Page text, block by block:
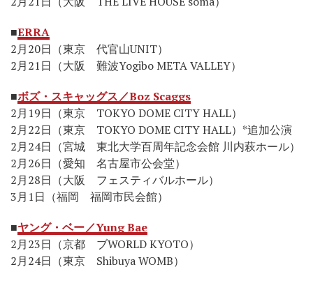
■ERRA
2月20日（東京 代官山UNIT）
2月21日（大阪 難波Yogibo META VALLEY）
■ボズ・スキャッグス／Boz Scaggs
2月19日（東京 TOKYO DOME CITY HALL）
2月22日（東京 TOKYO DOME CITY HALL）*追加公演
2月24日（宮城 東北大学百周年記念会館 川内萩ホール）
2月26日（愛知 名古屋市公会堂）
2月28日（大阪 フェスティバルホール）
3月1日（福岡 福岡市民会館）
■ヤング・ベー／Yung Bae
2月23日（京都 ブWORLD KYOTO）
2月24日（東京 Shibuya WOMB）